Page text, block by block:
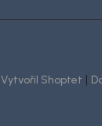
Vytvořil Shoptet |